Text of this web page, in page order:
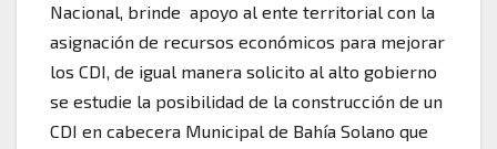
Nacional, brinde apoyo al ente territorial con la
asignación de recursos económicos para mejorar
los CDI, de igual manera solicito al alto gobierno
se estudie la posibilidad de la construcción de un
CDI en cabecera Municipal de Bahía Solano que